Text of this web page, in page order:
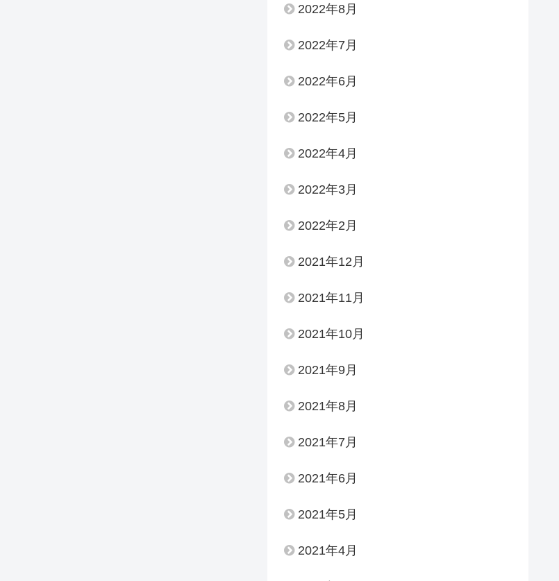
2022年8月
2022年7月
2022年6月
2022年5月
2022年4月
2022年3月
2022年2月
2021年12月
2021年11月
2021年10月
2021年9月
2021年8月
2021年7月
2021年6月
2021年5月
2021年4月